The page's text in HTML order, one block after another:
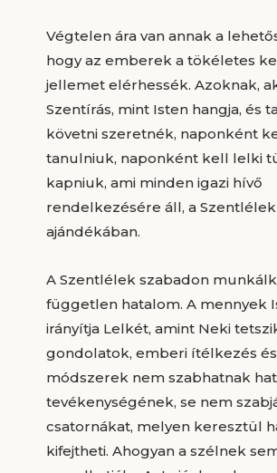
Végtelen ára van annak a
hogy az emberek a tökéletes
jellemet elérhessék. Azoknak,
Szentírás, mint Isten hangja, és
követni szeretnék, naponként
tanulniuk, naponként kell lelki
kapniuk, ami minden igazi hívő
rendelkezésére áll, a Szentlélek
ajándékában.
A Szentlélek szabadon
független hatalom. A mennyek
irányítja Lelkét, amint Neki
gondolatok, emberi ítélkezés
módszerek nem szabhatnak
tevékenységének, se nem
csatornákat, melyen keresztül
kifejtheti. Ahogyan a szélnek